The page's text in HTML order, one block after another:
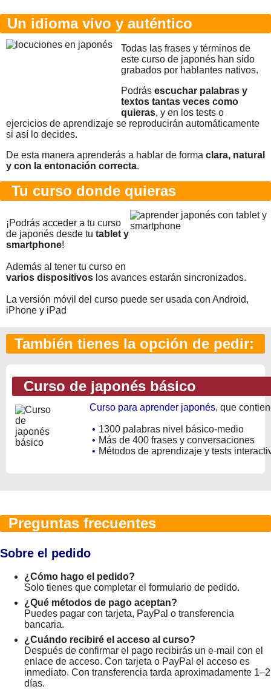
Un idioma vivo y auténtico
Todas las frases y términos de
este curso de japonés han sido
grabados por hablantes nativos.
Podrás escuchar palabras y
textos tantas veces como
quieras, y en los tests o
ejercicios de aprendizaje se reproducirán automáticamente
si así lo decides.
De esta manera aprenderás a hablar de forma clara, natural
y con la entonación correcta.
Tu curso donde quieras
¡Podrás acceder a tu curso
de japonés desde tu tablet y
smartphone!
Además al tener tu curso en
varios dispositivos los avances estarán sincronizados.
La versión móvil del curso puede ser usada con Android,
iPhone y iPad
También tienes la opción de pedir:
Curso de japonés básico
Curso para aprender japonés, que
• 1300 palabras nivel básico-medio
• Más de 400 frases y conversaciones
• Métodos de aprendizaje y tests
Preguntas frecuentes
Sobre el pedido
¿Cómo hago el pedido?
Solo tienes que completar el formulario de pedido.
¿Qué métodos de pago aceptan?
Puedes pagar con tarjeta, PayPal o transferencia
bancaria.
¿Cuándo recibiré el acceso al curso?
Después de confirmar el pago recibirás un e-mail con el
enlace de acceso. Con tarjeta o PayPal el acceso es
inmediato. Con transferencia tarda aproximadamente 1–2
días.